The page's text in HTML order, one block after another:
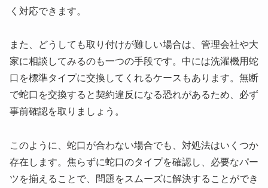
く対応できます。
また、どうしても取り付けが難しい場合は、管理会社や大
家に相談してみるのも一つの手段です。中には洗濯機用蛇
口を標準タイプに交換してくれるケースもあります。無断
で蛇口を交換すると契約違反になる恐れがあるため、必ず
事前確認を取りましょう。
このように、蛇口が合わない場合でも、対処法はいくつか
存在します。焦らずに蛇口のタイプを確認し、必要なパー
ツを揃えることで、問題をスムーズに解決することができ